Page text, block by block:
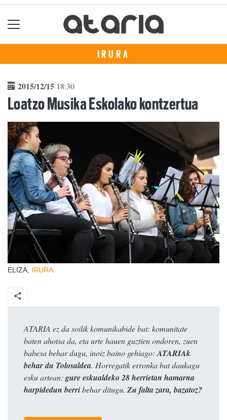
IRURA
2015/12/15 18:30
Loatzo Musika Eskolako kontzertua
ELIZA, IRURA
ATARIA ez da soilik komunikabide bat: komunitate
baten ahotsa da, eta urte hauen guztien ondoren, zuen
babesa behar dugu, inoiz baino gehiago: ATARIAk
behar du Tolosaldea. Horregatik erronka bat daukagu
esku artean: gure eskualdeko 28 herrietan hamarna
harpidedun berribehar ditugu. Zu falta zara, bazatoz?